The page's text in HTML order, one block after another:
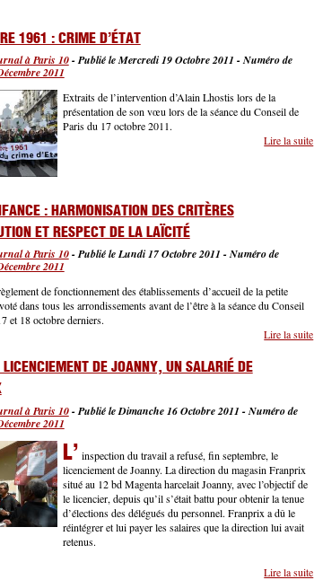
1961 : CRIME D’ÉTAT
à Paris 10-Publié le Mercredi 19 Octobre 2011 -Numéro de
2011
Extraits de l’intervention d’Alain Lhostis lors de la
présentation de son vœu lors de la séance du Conseil de
Paris du 17 octobre 2011.
Lire la suite
: HARMONISATION DES CRITÈRES
ET RESPECT DE LA LAÏCITÉ
à Paris 10-Publié le Lundi 17 Octobre 2011 -Numéro de
2011
de fonctionnement des établissements d’accueil de la petite
dans tous les arrondissements avant de l’être à la séance du Conseil
et 18 octobre derniers.
Lire la suite
LICENCIEMENT DE JOANNY, UN SALARIÉ DE
à Paris 10-Publié le Dimanche 16 Octobre 2011 -Numéro de
2011
L’ inspection du travail a refusé, fin septembre, le
licenciement de Joanny. La direction du magasin Franprix
situé au 12 bd Magenta harcelait Joanny, avec l’objectif de
le licencier, depuis qu’il s’était battu pour obtenir la tenue
d’élections des délégués du personnel. Franprix a dû le
réintégrer et lui payer les salaires que la direction lui avait
retenus.
Lire la suite